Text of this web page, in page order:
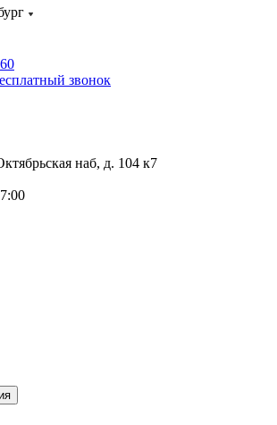
звонок
наб, д. 104 к7